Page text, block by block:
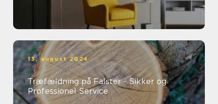
13. august 2024
Træfældning på Falster - Sikker og
Professionel Service